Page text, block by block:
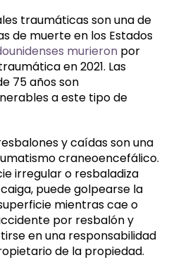
traumáticas son una de
de muerte en los Estados
murieron por
en 2021. Las
75 años son
a este tipo de
y caídas son una
craneoencefálico.
irregular o resbaladiza
puede golpearse la
mientras cae o
por resbalón y
en una responsabilidad
de la propiedad.